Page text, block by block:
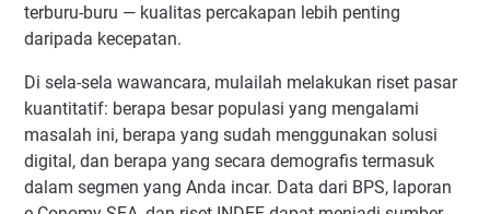
terburu-buru — kualitas percakapan lebih penting
daripada kecepatan.
Di sela-sela wawancara, mulailah melakukan riset pasar
kuantitatif: berapa besar populasi yang mengalami
masalah ini, berapa yang sudah menggunakan solusi
digital, dan berapa yang secara demografis termasuk
dalam segmen yang Anda incar. Data dari BPS, laporan